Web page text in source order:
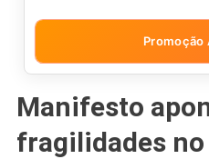
Promoção
Manifesto
fragilidades